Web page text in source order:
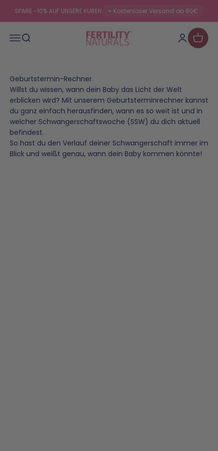
SPARE -10% AUF UNSERE KUREN + Kostenloser Versand ab 80€
MenüSuche Fertility Naturals Anmelden
Geburtstermin-Rechner
Willst du wissen, wann dein Baby das Licht der Welt
erblicken wird? Mit unserem Geburtsterminrechner kannst
du ganz einfach herausfinden, wann es so weit ist und in
welcher Schwangerschaftswoche (SSW) du dich aktuell
befindest.
So hast du den Verlauf deiner Schwangerschaft immer im
Blick und weißt genau, wann dein Baby kommen könnte!